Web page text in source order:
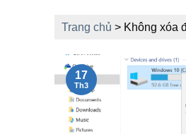
Trang chủ > Không xóa
17
Th3